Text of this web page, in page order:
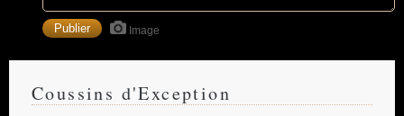
Image
Coussins d'Exception